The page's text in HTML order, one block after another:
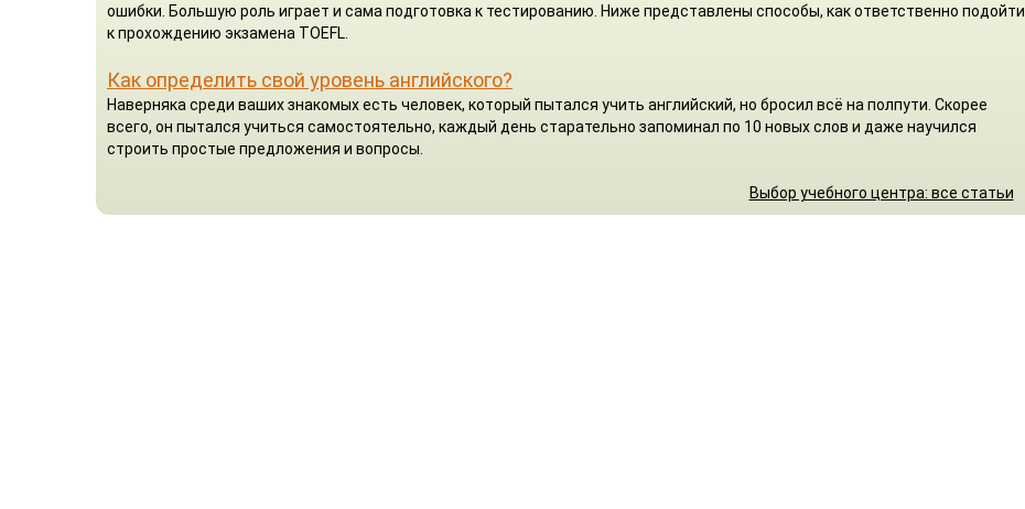
ошибки. Большую роль играет и сама подготовка к тестированию. Ниже представлены способы, как ответственно подойти
к прохождению экзамена TOEFL.
Как определить свой уровень английского?
Наверняка среди ваших знакомых есть человек, который пытался учить английский, но бросил всё на полпути. Скорее
всего, он пытался учиться самостоятельно, каждый день старательно запоминал по 10 новых слов и даже научился
строить простые предложения и вопросы.
Выбор учебного центра: все статьи